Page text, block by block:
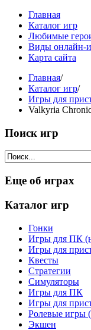
Главная
Каталог игр
Любимые
Виды онлайн-
Карта сайта
Главная/
Каталог игр/
Игры для
Valkyria
Поиск игр
Еще об играх
Каталог игр
Гонки
Игры для ПК
Игры для
Квесты
Стратегии
Симуляторы
Игры для ПК
Игры для
Ролевые игры
Экшен